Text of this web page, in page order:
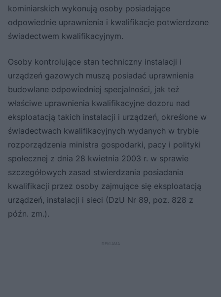
kominiarskich wykonują osoby posiadające
odpowiednie uprawnienia i kwalifikacje potwierdzone
świadectwem kwalifikacyjnym.
Osoby kontrolujące stan techniczny instalacji i
urządzeń gazowych muszą posiadać uprawnienia
budowlane odpowiedniej specjalności, jak też
właściwe uprawnienia kwalifikacyjne dozoru nad
eksploatacją takich instalacji i urządzeń, określone w
świadectwach kwalifikacyjnych wydanych w trybie
rozporządzenia ministra gospodarki, pacy i polityki
społecznej z dnia 28 kwietnia 2003 r. w sprawie
szczegółowych zasad stwierdzania posiadania
kwalifikacji przez osoby zajmujące się eksploatacją
urządzeń, instalacji i sieci (DzU Nr 89, poz. 828 z
późn. zm.).